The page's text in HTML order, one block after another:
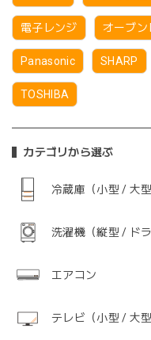
電子レンジ オーブン
Panasonic SHARP
TOSHIBA
カテゴリから選ぶ
冷蔵庫（小型 / 大型
洗濯機（縦型 / ドラ
エアコン
テレビ（小型 / 大型